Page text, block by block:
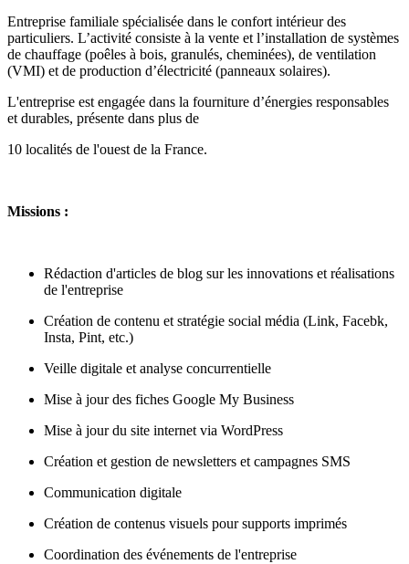
Entreprise familiale spécialisée dans le confort intérieur des
particuliers. L’activité consiste à la vente et l’installation de systèmes
de chauffage (poêles à bois, granulés, cheminées), de ventilation
(VMI) et de production d’électricité (panneaux solaires).
L'entreprise est engagée dans la fourniture d’énergies responsables
et durables, présente dans plus de
10 localités de l'ouest de la France.
Missions :
Rédaction d'articles de blog sur les innovations et réalisations
de l'entreprise
Création de contenu et stratégie social média (Link, Facebk,
Insta, Pint, etc.)
Veille digitale et analyse concurrentielle
Mise à jour des fiches Google My Business
Mise à jour du site internet via WordPress
Création et gestion de newsletters et campagnes SMS
Communication digitale
Création de contenus visuels pour supports imprimés
Coordination des événements de l'entreprise